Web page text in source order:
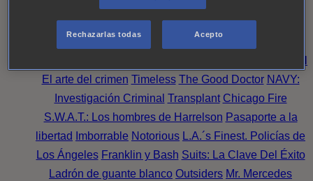
Noche Wild Bill Mentes Criminales Candice Renoir
Annika
El arte del crimen Timeless The Good Doctor NAVY:
Investigación Criminal Transplant Chicago Fire
S.W.A.T.: Los hombres de Harrelson Pasaporte a la
libertad
Imborrable Notorious L.A.´s Finest. Policías de
Los Ángeles Franklin y Bash Suits: La Clave Del Éxito
Ladrón de guante blanco Outsiders Mr. Mercedes
Rechazarlas todas Acepto